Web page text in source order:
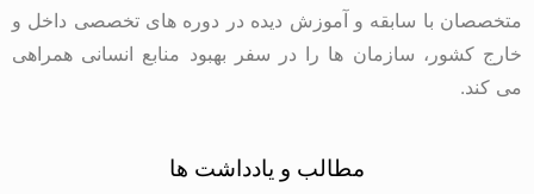
متخصصان با سابقه و آموزش دیده در دوره های تخصصی داخل و
خارج کشور، سازمان ها را در سفر بهبود منابع انسانی همراهی
می کند.
مطالب و یادداشت ها